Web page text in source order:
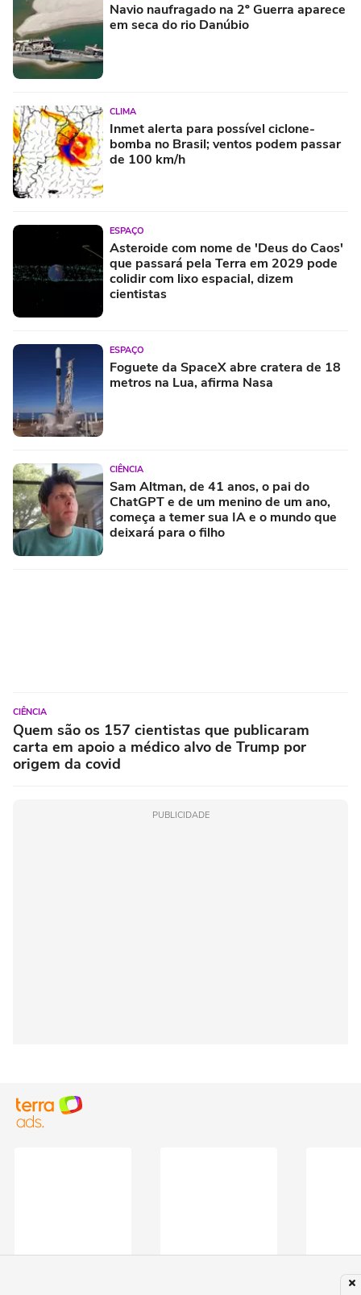
Navio naufragado na 2º Guerra aparece
em seca do rio Danúbio
CLIMA
Inmet alerta para possível ciclone-
bomba no Brasil; ventos podem passar
de 100 km/h
ESPAÇO
Asteroide com nome de 'Deus do Caos'
que passará pela Terra em 2029 pode
colidir com lixo espacial, dizem
cientistas
ESPAÇO
Foguete da SpaceX abre cratera de 18
metros na Lua, afirma Nasa
CIÊNCIA
Sam Altman, de 41 anos, o pai do
ChatGPT e de um menino de um ano,
começa a temer sua IA e o mundo que
deixará para o filho
CIÊNCIA
Quem são os 157 cientistas que publicaram
carta em apoio a médico alvo de Trump por
origem da covid
PUBLICIDADE